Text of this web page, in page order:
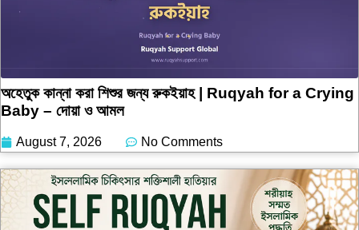
অহেতুক কান্না করা শিশুর জন্য রুকইয়াহ | Ruqyah for a Crying
Baby – দোয়া ও আমল
August 7, 2026 No Comments